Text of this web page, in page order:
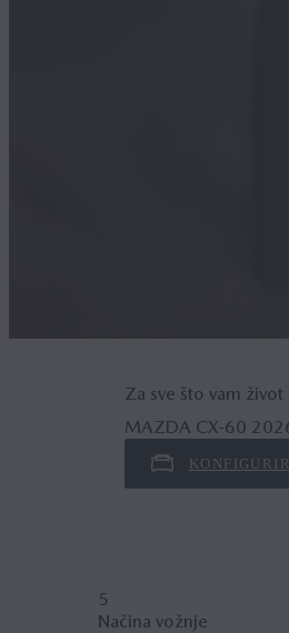
Za sve što vam život
MAZDA CX‑60
5
Načina vožnje